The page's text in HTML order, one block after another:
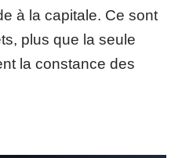
à la capitale. Ce sont
plus que la seule
la constance des